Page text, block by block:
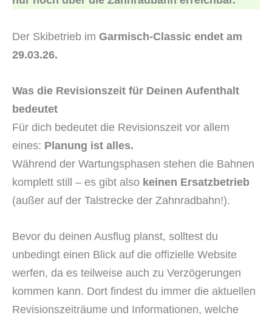
Der Skibetrieb im Garmisch-Classic endet am
29.03.26.
Was die Revisionszeit für Deinen Aufenthalt
bedeutet
Für dich bedeutet die Revisionszeit vor allem
eines: Planung ist alles.
Während der Wartungsphasen stehen die Bahnen
komplett still – es gibt also keinen Ersatzbetrieb
(außer auf der Talstrecke der Zahnradbahn!).
Bevor du deinen Ausflug planst, solltest du
unbedingt einen Blick auf die offizielle Website
werfen, da es teilweise auch zu Verzögerungen
kommen kann. Dort findest du immer die aktuellen
Revisionszeiträume und Informationen, welche